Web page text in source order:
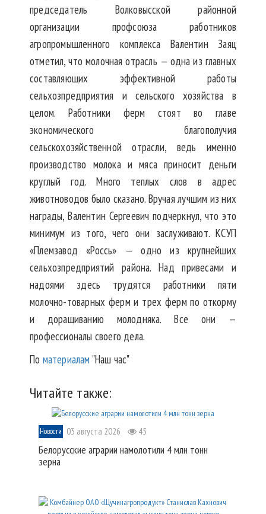
председатель Волковысской районной
организации профсоюза работников
агропромышленного комплекса Валентин Заяц
отметил, что молочная отрасль — одна из главных
составляющих эффективной работы
сельхозпредприятия и сельского хозяйства в
целом. Работники ферм стоят во главе
экономического благополучия
сельскохозяйственной отрасли, ведь именно
производство молока и мяса приносит деньги
круглый год. Много теплых слов в адрес
животноводов было сказано. Вручая лучшим из них
награды, Валентин Сергеевич подчеркнул, что это
минимум из того, чего они заслуживают. КСУП
«Племзавод «Россь» — одно из крупнейших
сельхозпредприятий района. Над привесами и
надоями здесь трудятся работники пяти
молочно-товарных ферм и трех ферм по откорму
и доращиванию молодняка. Все они —
профессионалы своего дела.
По материалам "Наш час"
Читайте также:
Новости 03 августа 2026 45
Белорусские аграрии намолотили 4 млн тонн
зерна